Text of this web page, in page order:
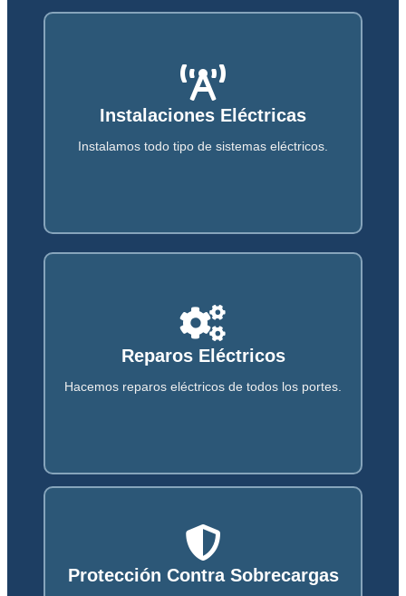
Instalaciones Eléctricas
Instalamos todo tipo de sistemas eléctricos.
Instalaciones & Reparaciones
Reparamos todos os tipos de instalaciones
Reparos Eléctricos
Hacemos reparos eléctricos de todos los portes.
Soluciones de Iluminación
Ofrecemos soluciones de iluminación para
Protección Contra Sobrecargas
Inspecciones de Seguridad